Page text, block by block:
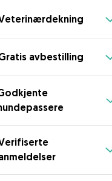
avbestilling